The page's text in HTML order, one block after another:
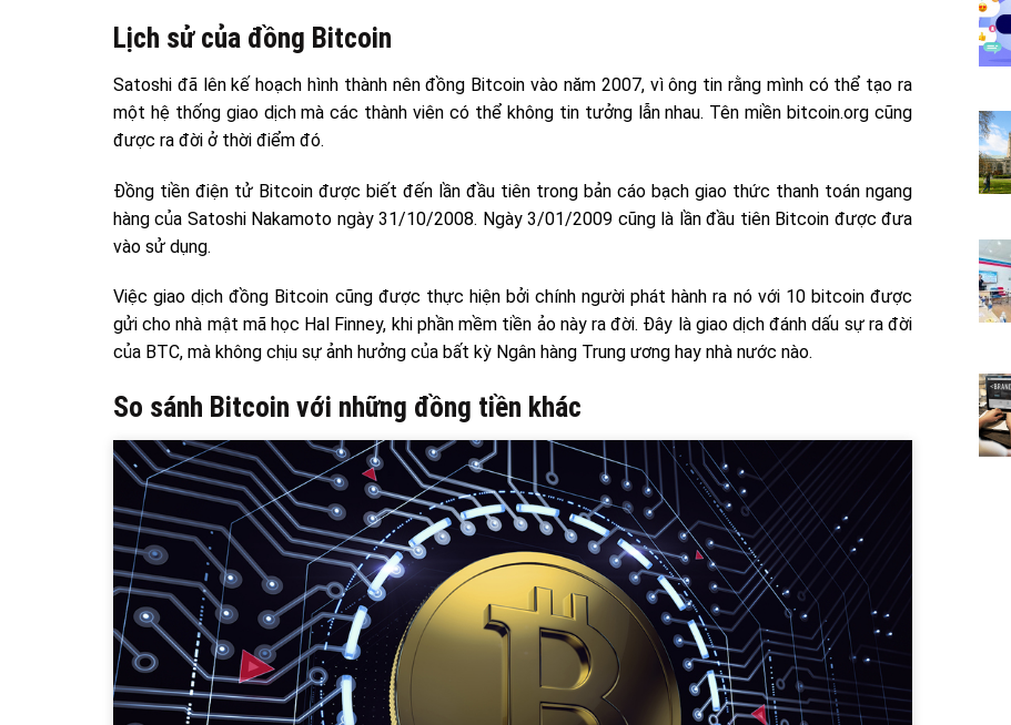
Lịch sử của đồng Bitcoin
Satoshi đã lên kế hoạch hình thành nên đồng Bitcoin vào năm 2007, vì ông tin rằng mình có thể tạo ra
một hệ thống giao dịch mà các thành viên có thể không tin tưởng lẫn nhau. Tên miền bitcoin.org cũng
được ra đời ở thời điểm đó.
Đồng tiền điện tử Bitcoin được biết đến lần đầu tiên trong bản cáo bạch giao thức thanh toán ngang
hàng của Satoshi Nakamoto ngày 31/10/2008. Ngày 3/01/2009 cũng là lần đầu tiên Bitcoin được đưa
vào sử dụng.
Việc giao dịch đồng Bitcoin cũng được thực hiện bởi chính người phát hành ra nó với 10 bitcoin được
gửi cho nhà mật mã học Hal Finney, khi phần mềm tiền ảo này ra đời. Đây là giao dịch đánh dấu sự ra đời
của BTC, mà không chịu sự ảnh hưởng của bất kỳ Ngân hàng Trung ương hay nhà nước nào.
So sánh Bitcoin với những đồng tiền khác